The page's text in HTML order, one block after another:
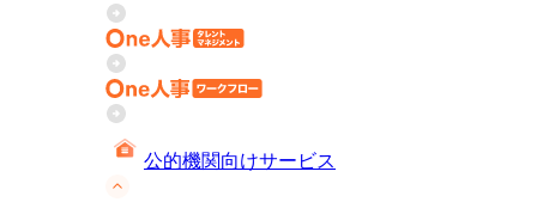
公的機関向けサービス